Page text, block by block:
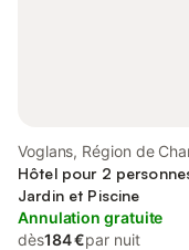
Voglans, Région de
Hôtel pour 2
Jardin et Piscine
Annulation gratuite
dès184 €par nuit